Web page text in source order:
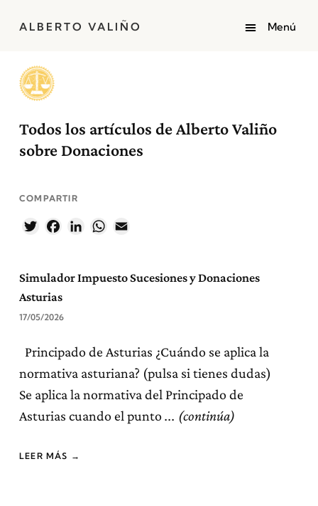
ALBERTO VALIÑO
Todos los artículos de Alberto Valiño
sobre Donaciones
COMPARTIR
TwitterFacebookLinkedInWhatsApp
Simulador Impuesto Sucesiones y Donaciones
Asturias
17/05/2026
Principado de Asturias ¿Cuándo se aplica la
normativa asturiana? (pulsa si tienes dudas)
Se aplica la normativa del Principado de
Asturias cuando el punto
LEER MÁS →